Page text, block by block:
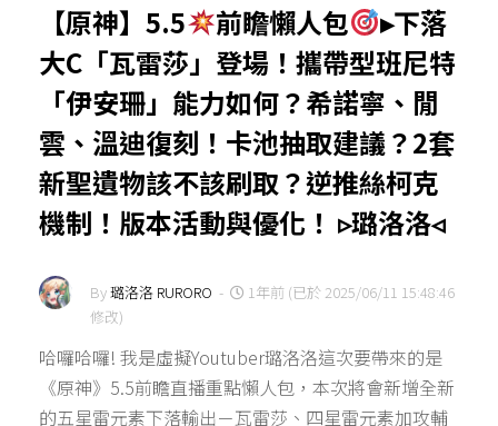
【原神】5.5 前瞻懶人包
▸下落
大C「瓦雷莎」登場！攜帶型班尼特
「伊安珊」能力如何？希諾寧、閒
雲、溫迪復刻！卡池抽取建議？2套
新聖遺物該不該刷取？逆推絲柯克
機制！版本活動與優化！ ▹璐洛洛◃
By璐洛洛 RURORO -
1年前 (已於 2025/06/11 15:48:46
修改)
哈囉哈囉! 我是虛擬Youtuber璐洛洛這次要帶來的是
《原神》5.5前瞻直播重點懶人包，本次將會新增全新
的五星雷元素下落輸出－瓦雷莎、四星雷元素加攻輔